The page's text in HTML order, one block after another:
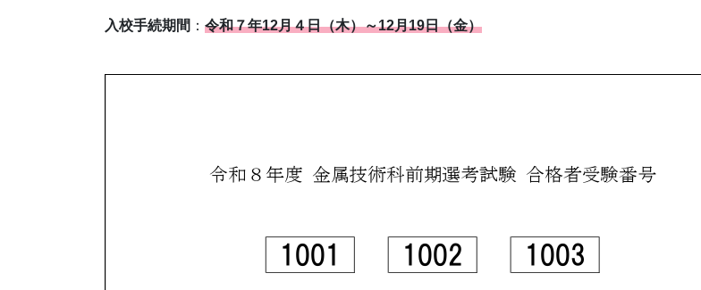
入校手続期間 ： 令和７年12月４日（木）～12月19日（金）